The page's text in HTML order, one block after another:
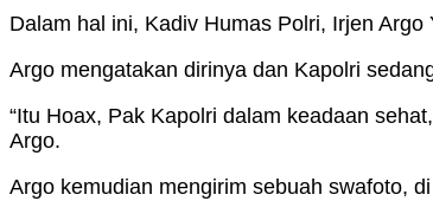
Dalam hal ini, Kadiv Humas Polri, Irjen
Argo mengatakan dirinya dan Kapolri
“Itu Hoax, Pak Kapolri dalam keadaan
Argo.
Argo kemudian mengirim sebuah swafoto,